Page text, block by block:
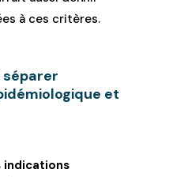
à ces critères.
séparer
et
indications